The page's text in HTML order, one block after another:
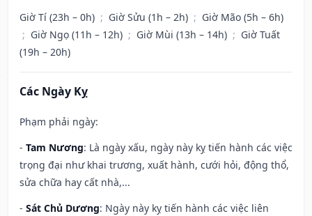
Giờ Tí (23h – 0h) ; Giờ Sửu (1h – 2h) ; Giờ Mão (5h – 6h)
; Giờ Ngọ (11h – 12h) ; Giờ Mùi (13h – 14h) ; Giờ Tuất
(19h – 20h)
Các Ngày Kỵ
Phạm phải ngày:
- Tam Nương: Là ngày xấu, ngày này kỵ tiến hành các việc
trọng đại như khai trương, xuất hành, cưới hỏi, động thổ,
sửa chữa hay cất nhà,...
- Sát Chủ Dương: Ngày này kỵ tiến hành các việc liên